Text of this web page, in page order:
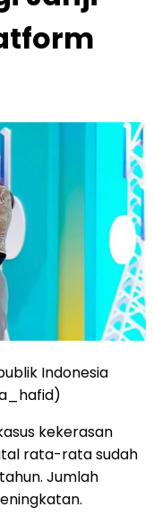
Indonesia
kekerasan
rata-rata sudah
Jumlah